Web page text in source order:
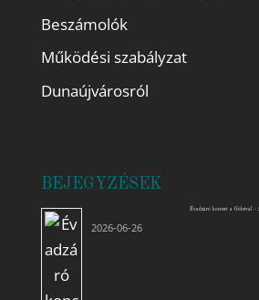
Beszámolók
Működési szabályzat
Dunaújvárosról
BEJEGYZÉSEK
Évadzáró koncert a Góbéval –
2026-06-26